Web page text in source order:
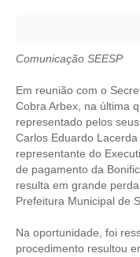
HISTÓRICO E ATUAÇÃO
COMPOSIÇÃO
CONSELHOS
PERSONALIDADES DA
NÚCLEO DA MULHER
Comunicação SEESP
Em reunião com o
Cobra Arbex, na última
representado pelos
Carlos Eduardo
representante do
de pagamento da
resulta em grande
Prefeitura Municipal de
Na oportunidade, foi
procedimento resultou